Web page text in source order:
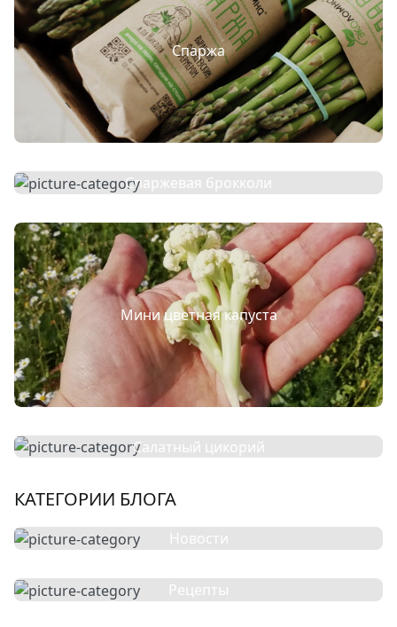
Спаржа
Спаржевая брокколи
Мини цветная капуста
Салатный цикорий
КАТЕГОРИИ БЛОГА
Новости
Рецепты